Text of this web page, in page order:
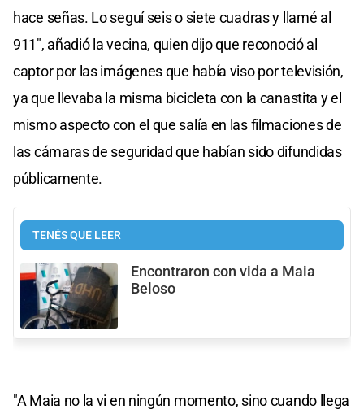
hace señas. Lo seguí seis o siete cuadras y llamé al
911", añadió la vecina, quien dijo que reconoció al
captor por las imágenes que había viso por televisión,
ya que llevaba la misma bicicleta con la canastita y el
mismo aspecto con el que salía en las filmaciones de
las cámaras de seguridad que habían sido difundidas
públicamente.
TENÉS QUE LEER
Encontraron con vida a Maia
Beloso
"A Maia no la vi en ningún momento, sino cuando llega